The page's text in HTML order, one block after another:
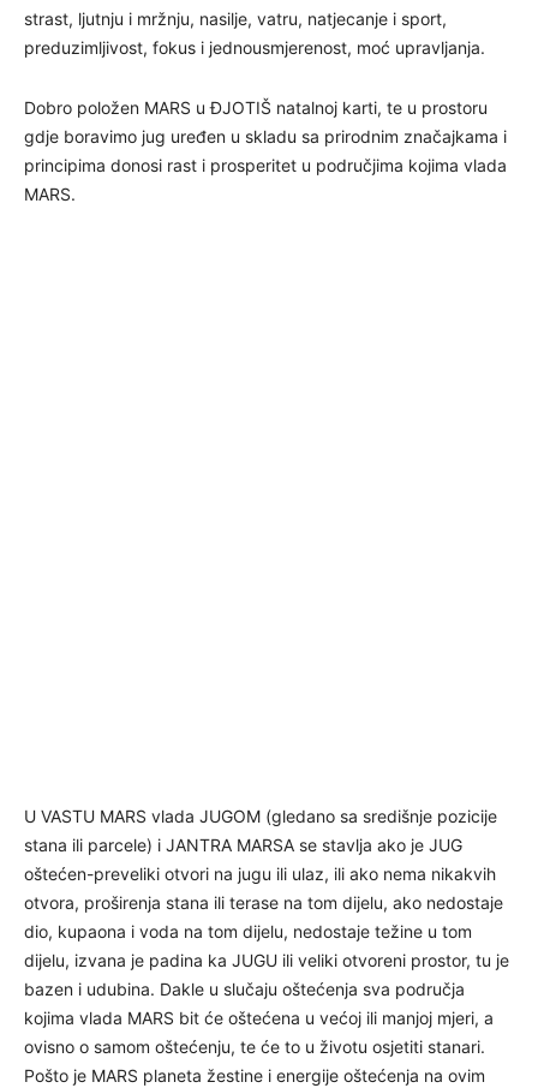
strast, ljutnju i mržnju, nasilje, vatru, natjecanje i sport,
preduzimljivost, fokus i jednousmjerenost, moć upravljanja.
Dobro položen MARS u ĐJOTIŠ natalnoj karti, te u prostoru
gdje boravimo jug uređen u skladu sa prirodnim značajkama i
principima donosi rast i prosperitet u područjima kojima vlada
MARS.
U VASTU MARS vlada JUGOM (gledano sa središnje pozicije
stana ili parcele) i JANTRA MARSA se stavlja ako je JUG
oštećen-preveliki otvori na jugu ili ulaz, ili ako nema nikakvih
otvora, proširenja stana ili terase na tom dijelu, ako nedostaje
dio, kupaona i voda na tom dijelu, nedostaje težine u tom
dijelu, izvana je padina ka JUGU ili veliki otvoreni prostor, tu je
bazen i udubina. Dakle u slučaju oštećenja sva područja
kojima vlada MARS bit će oštećena u većoj ili manjoj mjeri, a
ovisno o samom oštećenju, te će to u životu osjetiti stanari.
Pošto je MARS planeta žestine i energije oštećenja na ovim